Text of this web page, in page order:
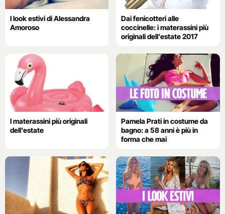
I look estivi di Alessandra
Amoroso
Dai fenicotteri alle
coccinelle: i materassini più
originali dell’estate 2017
I materassini più originali
dell'estate
Pamela Prati in costume da
bagno: a 58 anni è più in
forma che mai